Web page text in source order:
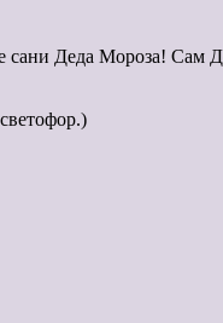
сани Деда Мороза! Сам